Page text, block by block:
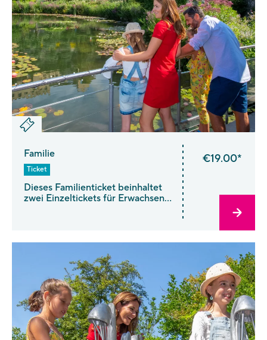
Familie
Ticket
Dieses Familienticket beinhaltet
zwei Einzeltickets für Erwachsene
bis 17 Jahren und ist gültig vom 1.
April bis 31. Oktober. Ab 1.
November kaufen Sie bitte
ein Spätherbst-Ticket. Birthday
Week Special: Vom 12.–19. Juli
erhalten Sie das
vergünstigte Birthday-Week-
Familie Ticket!
€19.00*